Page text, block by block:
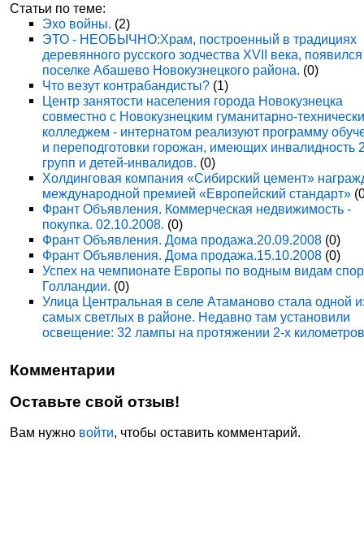
Статьи по теме:
Эхо войны. (2)
ЭТО - НЕОБЫЧНО:Храм, построенный в традициях
деревянного русского зодчества XVII века,
поселке Абашево Новокузнецкого района. (0)
Что везут контрабандисты? (1)
Центр занятости населения города Новокузнецка
совместно с Новокузнецким гуманитарно-
колледжем - интернатом реализуют программу
и переподготовки горожан, имеющих инвалидность
групп и детей-инвалидов. (0)
Холдинговая компания «Сибирский цемент»
международной премией «Европейский стандарт»
Франт Объявления. Коммерческая недвижимость -
покупка. 02.10.2008. (0)
Франт Объявления. Дома продажа.20.09.2008 (0)
Франт Объявления. Дома продажа.15.10.2008 (0)
Успех на чемпионате Европы по водным видам
Голландии. (0)
Улица Центральная в селе Атаманово стала одной
самых светлых в районе. Недавно там установили
освещение: 32 лампы на протяжении 2-х
Комментарии
Оставьте свой отзыв!
Вам нужно войти, чтобы оставить комментарий.